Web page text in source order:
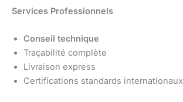
Services Professionnels
Conseil technique
Traçabilité complète
Livraison express
Certifications standards internationaux